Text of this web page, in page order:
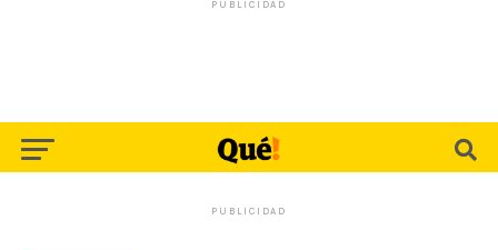
PUBLICIDAD
PUBLICIDAD